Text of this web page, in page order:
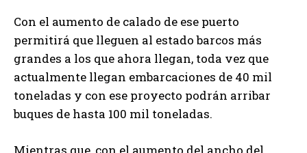
Con el aumento de calado de ese puerto
permitirá que lleguen al estado barcos más
grandes a los que ahora llegan, toda vez que
actualmente llegan embarcaciones de 40 mil
toneladas y con ese proyecto podrán arribar
buques de hasta 100 mil toneladas.